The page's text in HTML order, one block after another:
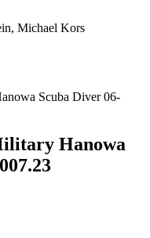
Michael Kors
Scuba Diver 06-
Hanowa